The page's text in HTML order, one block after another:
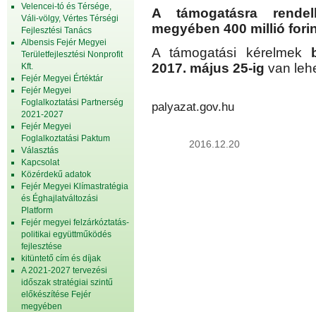
Velencei-tó és Térsége,
Váli-völgy, Vértes Térségi
Fejlesztési Tanács
Albensis Fejér Megyei
Területfejlesztési Nonprofit
Kft.
Fejér Megyei Értéktár
Fejér Megyei
Foglalkoztatási Partnerség
2021-2027
Fejér Megyei
Foglalkoztatási Paktum
Választás
Kapcsolat
Közérdekű adatok
Fejér Megyei Klímastratégia
és Éghajlatváltozási
Platform
Fejér megyei felzárkóztatás-
politikai együttműködés
fejlesztése
kitüntető cím és díjak
A 2021-2027 tervezési
időszak stratégiai szintű
előkészítése Fejér
megyében
A támogatásra
megyében 400 millió
A támogatási kérelmek
2017. május 25-ig van
palyazat.gov.hu
2016.12.20